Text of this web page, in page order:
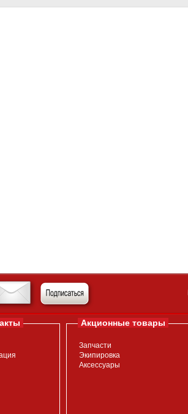
Акционные товары
Запчасти
Экипировка
Аксессуары